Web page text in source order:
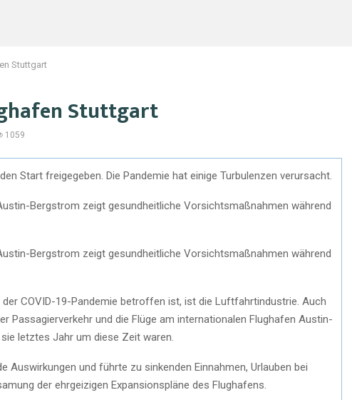
Stuttgart
Stuttgart
1059
Start freigegeben. Die Pandemie hat einige Turbulenzen verursacht.
Bergstrom zeigt gesundheitliche Vorsichtsmaßnahmen während
Bergstrom zeigt gesundheitliche Vorsichtsmaßnahmen während
COVID-19-Pandemie betroffen ist, ist die Luftfahrtindustrie. Auch
Passagierverkehr und die Flüge am internationalen Flughafen Austin-
letztes Jahr um diese Zeit waren.
Auswirkungen und führte zu sinkenden Einnahmen, Urlauben bei
der ehrgeizigen Expansionspläne des Flughafens.